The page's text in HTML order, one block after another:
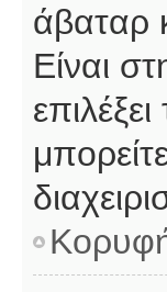
άβαταρ
Είναι